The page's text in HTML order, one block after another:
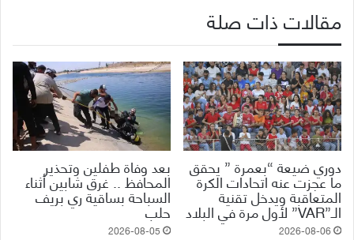
مقالات ذات صلة
دوري ضيعة “بعمرة ” يحقق
ما عجزت عنه اتحادات الكرة
المتعاقبة ويدخل تقنية
الـ”VAR” لأول مرة في البلاد
2026-08-06
بعد وفاة طفلين وتحذير
المحافظ .. غرق شابين أثناء
السباحة بساقية ري بريف
حلب
2026-08-05